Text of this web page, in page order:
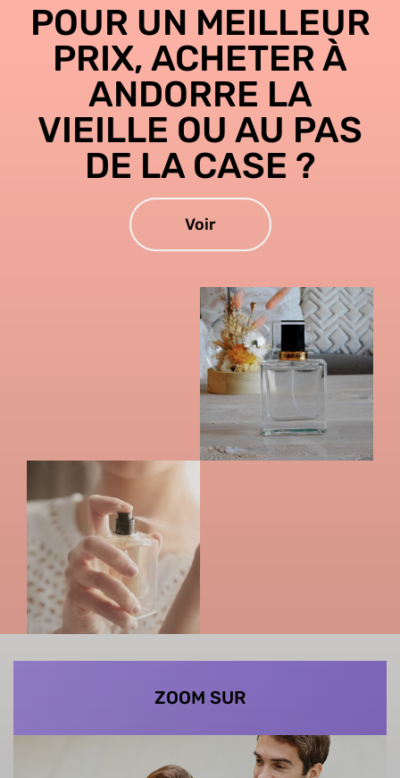
POUR UN MEILLEUR
PRIX, ACHETER À
ANDORRE LA
VIEILLE OU AU PAS
DE LA CASE ?
Voir
ZOOM SUR